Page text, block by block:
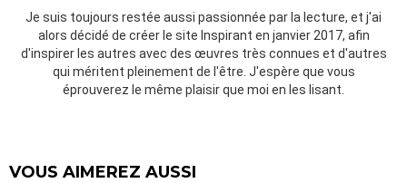
Je suis toujours restée aussi passionnée par la lecture, et j'ai
alors décidé de créer le site Inspirant en janvier 2017, afin
d'inspirer les autres avec des œuvres très connues et d'autres
qui méritent pleinement de l'être. J'espère que vous
éprouverez le même plaisir que moi en les lisant.
VOUS AIMEREZ AUSSI